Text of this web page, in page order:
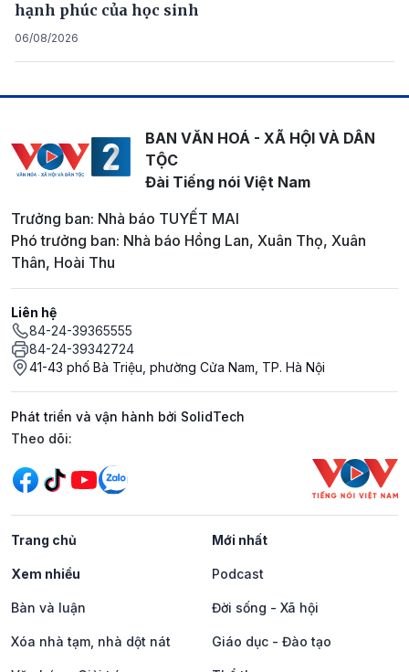
hạnh phúc của học sinh
06/08/2026
BAN VĂN HOÁ - XÃ HỘI VÀ DÂN
TỘC
Đài Tiếng nói Việt Nam
Trưởng ban: Nhà báo TUYẾT MAI
Phó trưởng ban: Nhà báo Hồng Lan, Xuân Thọ, Xuân
Thân, Hoài Thu
Liên hệ
84-24-39365555
84-24-39342724
41-43 phố Bà Triệu, phường Cửa Nam, TP. Hà Nội
Phát triển và vận hành bởi SolidTech
Mạng xã hội
Theo dõi:
Trang chủ Mới nhất
Xem nhiều Podcast
Bàn và luận Đời sống - Xã hội
Xóa nhà tạm, nhà dột nát Giáo dục - Đào tạo